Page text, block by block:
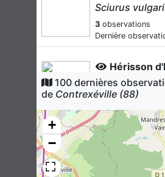
Sciurus
3 observations
Dernière
Hérisson
Erinaceus
2observations
Dernière
Lièvre
Lepus
observations
100 dernières
de Contrexéville (88)
+
−